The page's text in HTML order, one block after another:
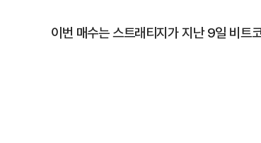
이번 매수는 스트래티지가 지난 9일 비트